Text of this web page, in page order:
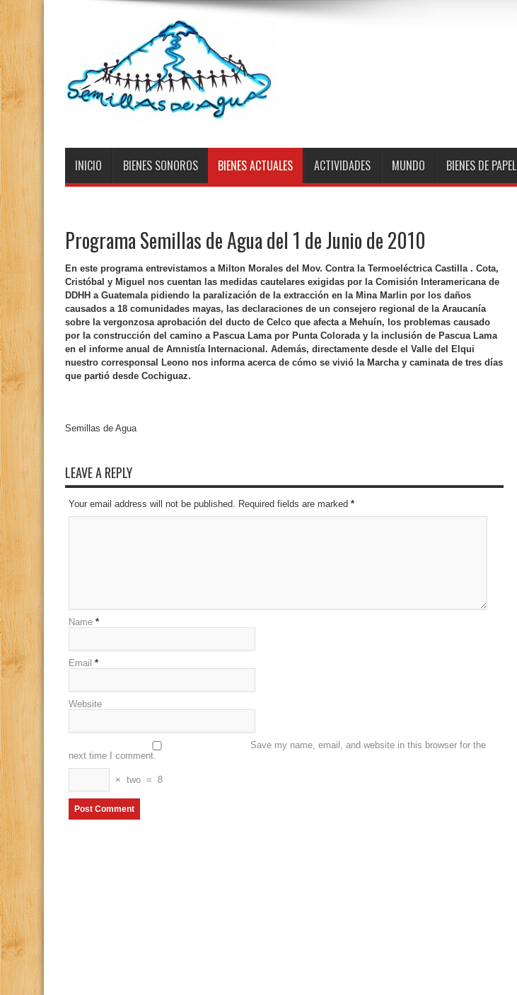
INICIO BIENES SONOROS BIENES ACTUALES ACTIVIDADES MUNDO BIENES DE PAPEL
Programa Semillas de Agua del 1 de Junio de 2010
En este programa entrevistamos a Milton Morales del Mov. Contra la Termoeléctrica Castilla . Cota,
Cristóbal y Miguel nos cuentan las medidas cautelares exigidas por la Comisión Interamericana de
DDHH a Guatemala pidiendo la paralización de la extracción en la Mina Marlin por los daños
causados a 18 comunidades mayas, las declaraciones de un consejero regional de la Araucanía
sobre la vergonzosa aprobación del ducto de Celco que afecta a Mehuín, los problemas causado
por la construcción del camino a Pascua Lama por Punta Colorada y la inclusión de Pascua Lama
en el informe anual de Amnistía Internacional. Además, directamente desde el Valle del Elqui
nuestro corresponsal Leono nos informa acerca de cómo se vivió la Marcha y caminata de tres días
que partió desde Cochiguaz.
Semillas de Agua
LEAVE A REPLY
Your email address will not be published. Required fields are marked *
Name *
Email *
Website
Save my name, email, and website in this browser for the
next time I comment.
× two = 8